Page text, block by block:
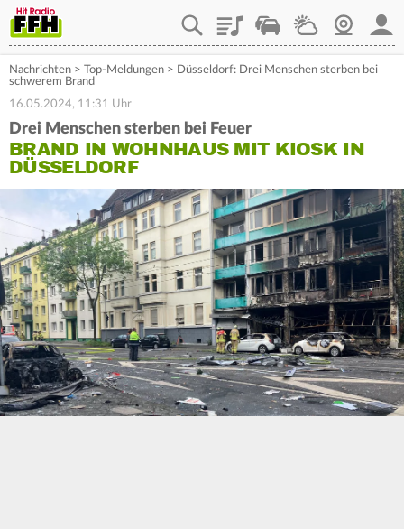
PlaylistStaupilotWetterWebcam
Nachrichten > Top-Meldungen > Düsseldorf: Drei Menschen sterben bei
schwerem Brand
16.05.2024, 11:31 Uhr
Drei Menschen sterben bei Feuer
BRAND IN WOHNHAUS MIT KIOSK IN
DÜSSELDORF